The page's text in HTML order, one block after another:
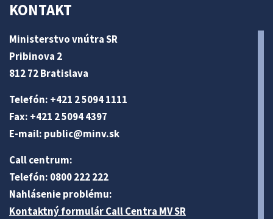
KONTAKT
Ministerstvo vnútra SR
Pribinova 2
812 72 Bratislava
Telefón: +421 2 5094 1111
Fax: +421 2 5094 4397
E-mail: public@minv.sk
Call centrum:
Telefón: 0800 222 222
Nahlásenie problému:
Kontaktný formulár Call Centra MV SR